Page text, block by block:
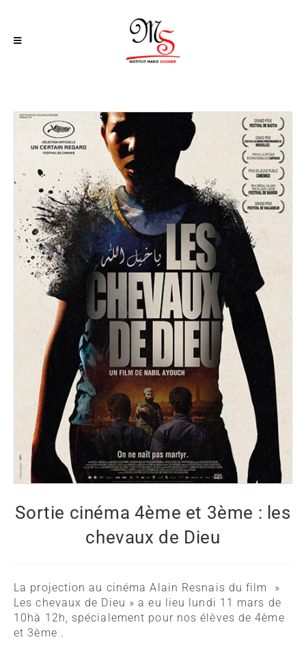
Sortie cinéma 4ème et 3ème : les
chevaux de Dieu
La projection au cinéma Alain Resnais du film »
Les chevaux de Dieu » a eu lieu lundi 11 mars de
10hà 12h, spécialement pour nos élèves de 4ème
et 3ème .